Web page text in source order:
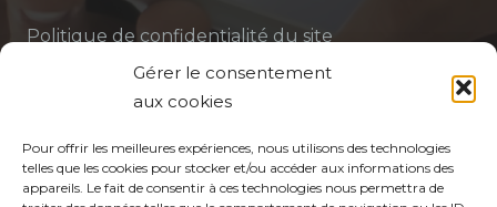
Gérer le consentement
aux cookies
Pour offrir les meilleures expériences, nous utilisons des technologies
telles que les cookies pour stocker et/ou accéder aux informations des
appareils. Le fait de consentir à ces technologies nous permettra de
Politique de confidentialité du site
Politique de protection des données de la CPTS